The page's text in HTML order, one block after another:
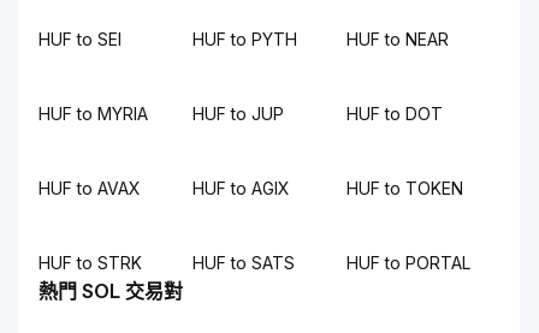
HUF to SEI HUF to PYTH HUF to NEAR
HUF to MYRIA HUF to JUP HUF to DOT
HUF to AVAX HUF to AGIX HUF to TOKEN
HUF to STRK HUF to SATS HUF to PORTAL
熱門 SOL 交易對